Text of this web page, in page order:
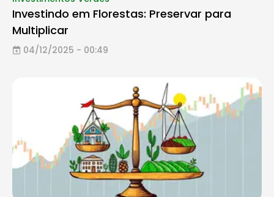
Investindo em Florestas: Preservar para
Multiplicar
04/12/2025 - 00:49